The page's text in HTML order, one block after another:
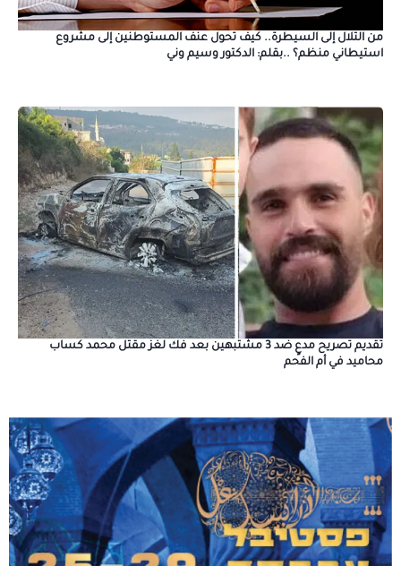
من التلال إلى السيطرة.. كيف تحول عنف المستوطنين إلى مشروع
استيطاني منظم؟ ..بقلم: الدكتور وسيم وني
تقديم تصريح مدعٍ ضد 3 مشتبهين بعد فك لغز مقتل محمد كساب
محاميد في أم الفحم